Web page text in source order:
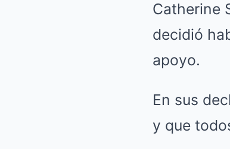
Catherine
decidió
apoyo.
En sus
y que